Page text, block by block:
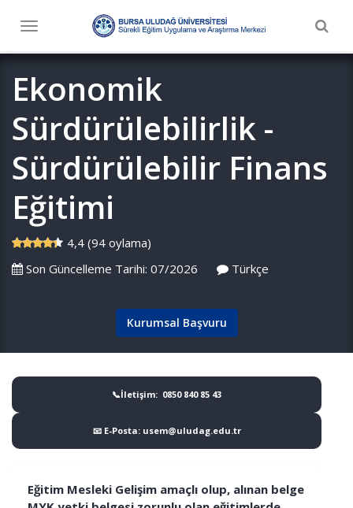
Toggle
Ekonomik
Sürdürülebilirlik -
Sürdürülebilir Finans
Eğitimi
4,4 (94 oylama)
Son Güncelleme Tarihi: 07/2026
Türkçe
Kurumsal Başvuru
📞İletişim: 0850 840 85 43
📧 E-Posta: usem@uludag.edu.tr
Eğitim Mesleki Gelişim amaçlı olup, alınan belge